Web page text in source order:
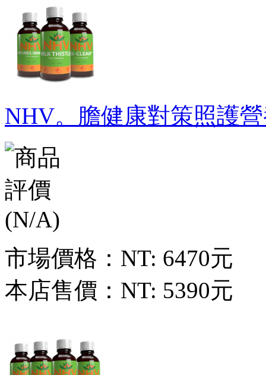
NHV。膽健康對策照護
市場價格： NT: 6470元
本店售價： NT: 5390元